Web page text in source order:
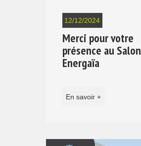
12/12/2024
Merci pour votre
présence au Salon
Energaïa
En savoir +